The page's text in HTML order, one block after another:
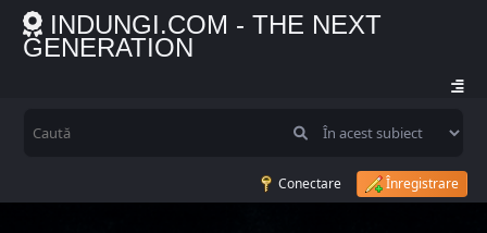
INDUNGI.COM - THE NEXT
GENERATION
Conectare Înregistrare